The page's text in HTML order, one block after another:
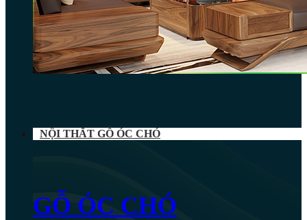
NỘI THẤT GỖ ÓC CHÓ
GỖ ÓC CHÓ